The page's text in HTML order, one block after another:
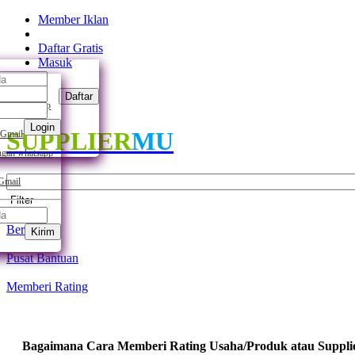
Member Iklan
Daftar Gratis
Daftar
whatsapp
Masuk
Login
whatsapp
Kirim
SUPPLIERMU
Filter
Beranda
Pusat Bantuan
Memberi Rating
Bagaimana Cara Memberi Rating Usaha/Produk atau